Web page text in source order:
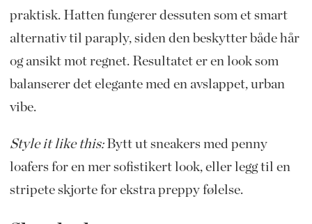
praktisk. Hatten fungerer dessuten som et smart
alternativ til paraply, siden den beskytter både hår
og ansikt mot regnet. Resultatet er en look som
balanserer det elegante med en avslappet, urban
vibe.
Style it like this:Bytt ut sneakers med penny
loafers for en mer sofistikert look, eller legg til en
stripete skjorte for ekstra preppy følelse.